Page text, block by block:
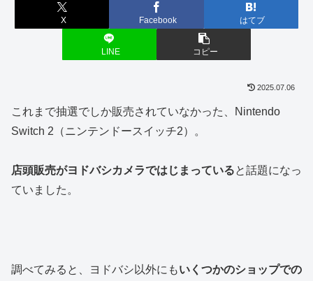
X Facebook はてブ
LINE コピー
2025.07.06
これまで抽選でしか販売されていなかった、Nintendo
Switch 2（ニンテンドースイッチ2）。
店頭販売がヨドバシカメラではじまっていると話題になっ
ていました。
調べてみると、ヨドバシ以外にもいくつかのショップでの